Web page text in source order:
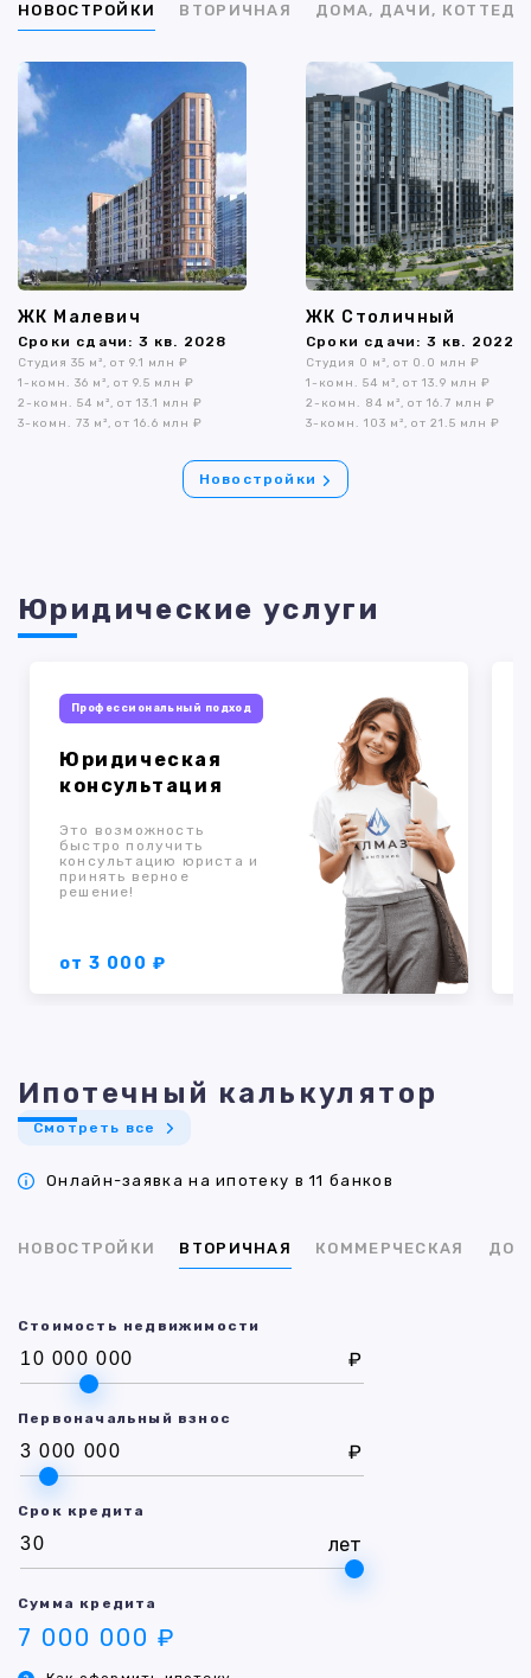
НОВОСТРОЙКИ ВТОРИЧНАЯ ДОМА, ДАЧИ,
ЖК Малевич
Сроки сдачи: 3 кв. 2028
Студия 35 м², от 9.1 млн ₽
1-комн. 36 м², от 9.5 млн ₽
2-комн. 54 м², от 13.1 млн ₽
3-комн. 73 м², от 16.6 млн ₽
ЖК Столичный
Сроки сдачи: 3 кв. 2022
Студия 0 м², от 0.0 млн ₽
1-комн. 54 м², от 13.9 млн ₽
2-комн. 84 м², от 16.7 млн ₽
3-комн. 103 м², от 21.5 млн ₽
Новостройки
Юридические услуги
Профессиональный подход
Юридическая
консультация
Это возможность
быстро получить
консультацию юриста и
принять верное
решение!
от 3 000 ₽
Ипотечный калькулятор
Смотреть все
Онлайн-заявка на ипотеку в 11 банков
НОВОСТРОЙКИ ВТОРИЧНАЯ КОММЕРЧЕСКАЯ ДОМ
Стоимость недвижимости
₽
Первоначальный взнос
₽
Срок кредита
лет
Сумма кредита
7 000 000 ₽